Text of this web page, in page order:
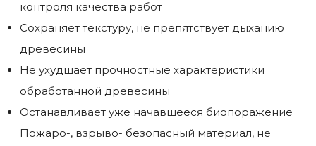
контроля качества работ
Сохраняет текстуру, не препятствует дыханию
древесины
Не ухудшает прочностные характеристики
обработанной древесины
Останавливает уже начавшееся биопоражение
Пожаро-, взрыво- безопасный материал, не